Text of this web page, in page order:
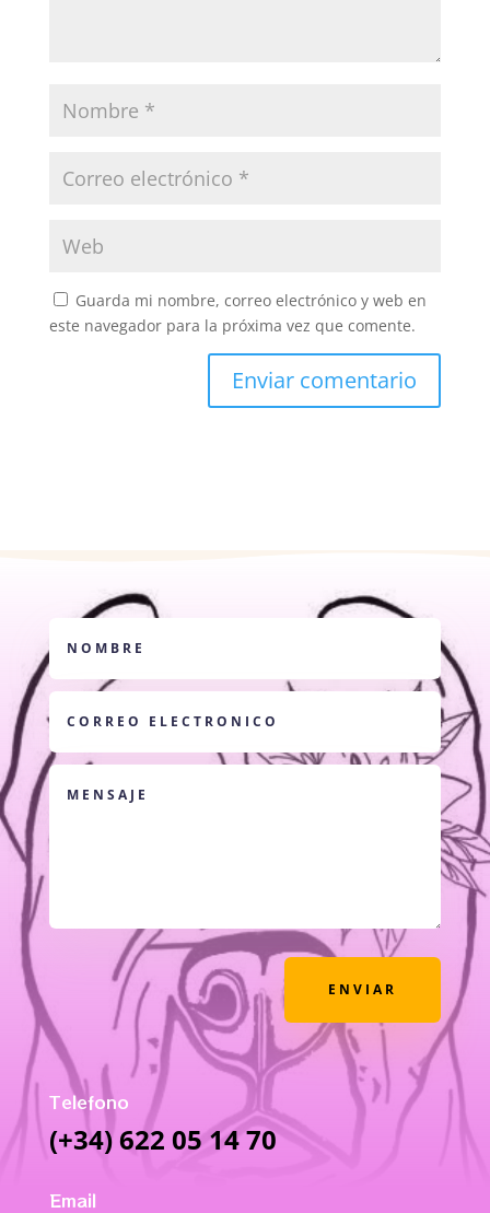
Guarda mi nombre, correo electrónico y web en
este navegador para la próxima vez que comente.
ENVIAR
Telefono
(+34) 622 05 14 70
Email